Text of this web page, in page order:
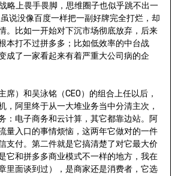
略上畏手畏脚，思维圈子也似乎跳不出一
说没像百度一样把一副好牌完全打烂，却
。比如一开始对下沉市场彻底放弃，后来
本打不过拼多多；比如低效率的中台战
成了一家看起来有着严重大公司病的企
席）和吴泳铭（CEO）的组合上任以后，
，阿里终于从一大堆业务当中分清主次，
：电子商务和云计算，其它都靠边站。阿
量入口的事情烦恼，这两年它做对的一件
支付。第二件就是它搞清楚了对它最大价
它和拼多多商业模式不一样的地方，我在
里面谈到过），是商家还是消费者，它选